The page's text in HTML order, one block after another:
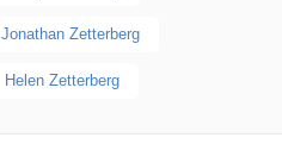
Jonathan Zetterberg
Helen Zetterberg